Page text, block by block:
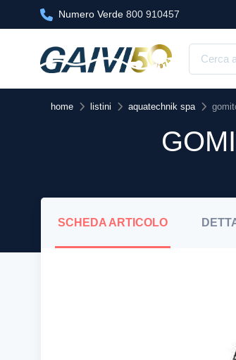
Numero Verde 800 910457
home listini aquatechnik spa
SCHEDA ARTICOLO